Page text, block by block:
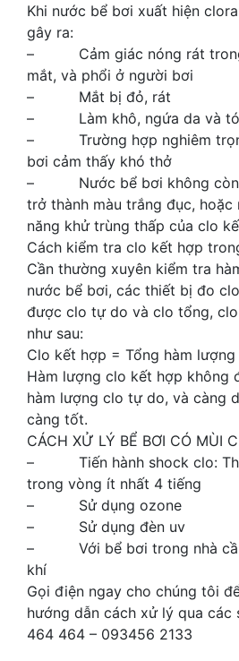
Khi nước bể bơi xuất hiện
gây ra:
– Cảm giác nóng rát trong
mắt, và phổi ở người bơi
– Mắt bị đỏ, rát
– Làm khô, ngứa da và
– Trường hợp nghiêm
bơi cảm thấy khó thở
– Nước bể bơi không còn
trở thành màu trắng đục, hoặc
năng khử trùng thấp của clo
Cách kiểm tra clo kết hợp
Cần thường xuyên kiểm tra
nước bể bơi, các thiết bị đo
được clo tự do và clo tổng,
như sau:
Clo kết hợp = Tổng hàm
Hàm lượng clo kết hợp không
hàm lượng clo tự do, và càng
càng tốt.
CÁCH XỬ LÝ BỂ BƠI CÓ MÙI
– Tiến hành shock clo:
trong vòng ít nhất 4 tiếng
– Sử dụng ozone
– Sử dụng đèn uv
– Với bể bơi trong nhà cần
khí
Gọi điện ngay cho chúng tôi
hướng dẫn cách xử lý qua các
464 464 – 093456 2133